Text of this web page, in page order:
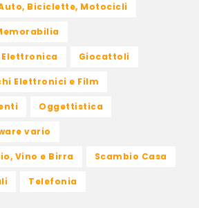
Biciclette, Motocicli
Giocattoli
Elettronici e Film
Oggettistica
vario
Vino e Birra Scambio Casa
Telefonia